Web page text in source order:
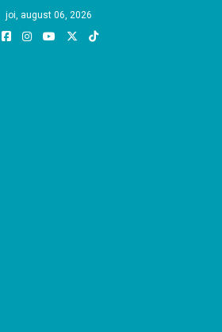
joi, august 06, 2026